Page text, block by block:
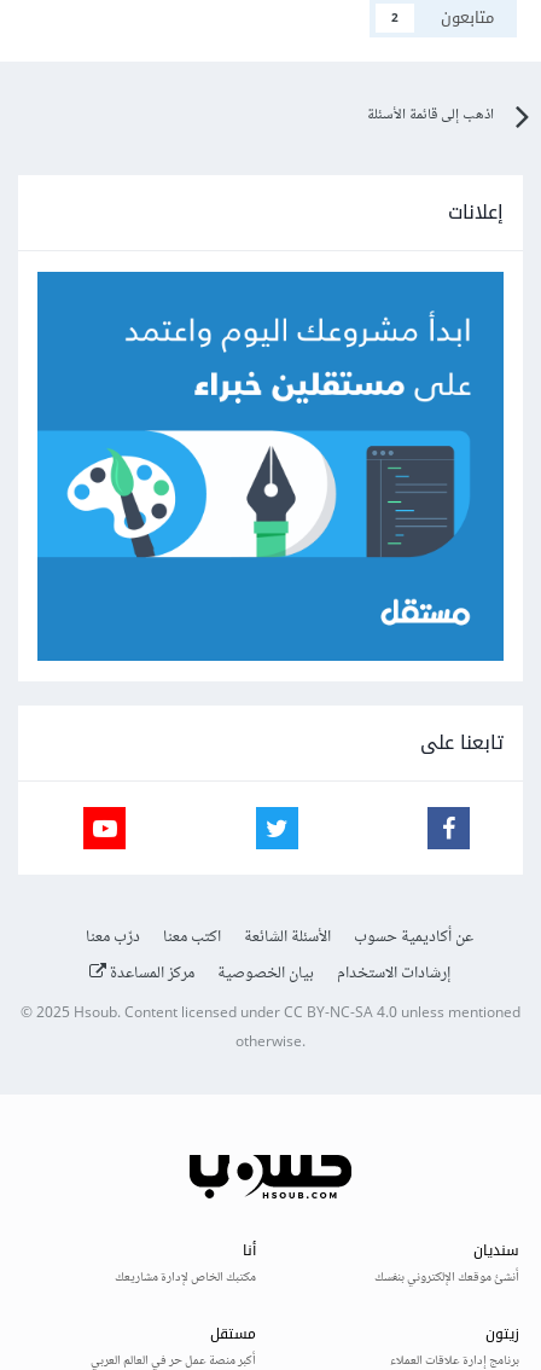
متابعون
2
اذهب إلى قائمة الأسئلة
إعلانات
تابعنا على
عن أكاديمية حسوب الأسئلة الشائعة اكتب معنا
درّب معنا
إرشادات الاستخدام
بيان الخصوصية مركز المساعدة
© 2025Hsoub.Content licensed underCC BY-NC-SA 4.0unless mentioned
otherwise.